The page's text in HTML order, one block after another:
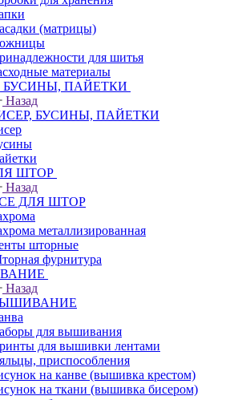
(матрицы)
для шитья
материалы
БУСИНЫ, ПАЙЕТКИ
Назад
БУСИНЫ, ПАЙЕТКИ
ШТОР
Назад
ДЛЯ ШТОР
металлизированная
шторные
фурнитура
Назад
для вышивания
для вышивки лентами
приспособления
на канве (вышивка крестом)
на ткани (вышивка бисером)